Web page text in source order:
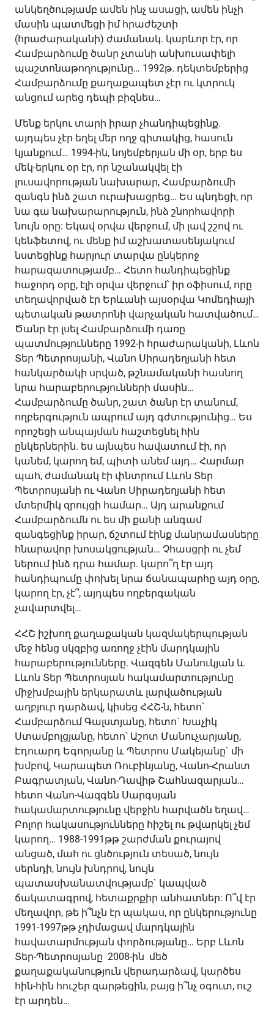
անկեղծությամբ ամեն ինչ ասացի, ամեն ինչի
մասին պատմեցի իմ հրաժեշտի
(հրաժարականի) ժամանակ. կարևոր էր, որ
Համբարձումը ծանր չտանի անխուսափելի
պաշտոնաթողությունը… 1992թ. դեկտեմբերից
Համբարձումը քաղաքապետ չէր ու կտրուկ
անցում արեց դեպի բիզնես…
Մենք երկու տարի իրար չհանդիպեցինք.
այդպես չէր եղել մեր ողջ գիտակից, հասուն
կյանքում… 1994-ին, նոյեմբերյան մի օր, երբ ես
մեկ-երկու օր էր, որ նշանակվել էի
լուսավորության նախարար, Համբարձումի
զանգն ինձ շատ ուրախացրեց… Ես պնդեցի, որ
նա գա նախարարություն, ինձ շնորհավորի
նույն օրը: Եկավ օրվա վերջում, մի լավ շշով ու
կենֆետով, ու մենք իմ աշխատասենյակում
նստեցինք հարյուր տարվա ընկերոջ
հարազատությամբ… Հետո հանդիպեցինք
հաջորդ օրը, էլի օրվա վերջում՝ իր օֆիսում, որը
տեղավորված էր Երևանի այսօրվա Կոմեդիայի
պետական թատրոնի վարչական հատվածում…
Ծանր էր լսել Համբարձումի դառը
պատմությունները 1992-ի հրաժարականի, Լևոն
Տեր Պետրոսյանի, Վանո Սիրադեղյանի հետ
հանկարծակի սրված, թշնամականի հասնող
նրա հարաբերությունների մասին…
Համբարձումը ծանր, շատ ծանր էր տանում,
ողբերգություն ապրում այդ գժտությունից… Ես
որոշեցի անպայման հաշտեցնել հին
ընկերներին. ես այնպես հավատում էի, որ
կանեմ, կարող եմ, պիտի անեմ այդ… Հարմար
պահ, ժամանակ էի փնտրում Լևոն Տեր
Պետրոսյանի ու Վանո Սիրադեղյանի հետ
մտերմիկ զրույցի համար… Այդ արանքում
Համբարձումն ու ես մի քանի անգամ
զանգեցինք իրար, ճշտում էինք մանրամասները
հնարավոր խոսակցության… Չհասցրի ու չեմ
ներում ինձ դրա համար. կարո՞ղ էր այդ
հանդիպումը փոխել նրա ճանապարհը այդ օրը,
կարող էր, չէ՞, այդպես ողբերգական
չավարտվել…
ՀՀՇ իշխող քաղաքական կազմակերպության
մեջ հենց սկզբից առողջ չէին մարդկային
հարաբերությունները. Վազգեն Մանուկյան և
Լևոն Տեր Պետրոսյան հակամարտությունը
միջխմբային երկարատև լարվածության
աղբյուր դարձավ, կիսեց ՀՀՇ-ն, հետո՝
Համբարձում Գալստյանը, հետո` Խաչիկ
Ստամբոլցյանը, հետո՝ Աշոտ Մանուչարյանը,
Էդուարդ Եգորյանը և Պետրոս Մակեյանը` մի
խմբով, Կարապետ Ռուբինյանը, Վանո-Հրանտ
Բագրատյան, Վանո-Դավիթ Շահնազարյան…
հետո Վանո-Վազգեն Սարգսյան
հակամարտությունը վերջին հարվածն եղավ…
Բոլոր հակասությունները հիշել ու թվարկել չեմ
կարող… 1988-1991թթ շարժման քուրայով
անցած, մահ ու ցնծություն տեսած, նույն
սերնդի, նույն խնդրով, նույն
պատասխանատվությամբ` կապված
ճակատագրով, հետաքրքիր անհատներ: Ո՞վ էր
մեղավոր, թե ի՞նչն էր պակաս, որ ընկերությունը
1991-1997թթ չդիմացավ մարդկային
հավատարմության փորձությանը… Երբ Լևոն
Տեր-Պետրոսյանը 2008-ին մեծ
քաղաքականություն վերադարձավ, կարծես
հին-հին հուշեր զարթեցին, բայց ի՞նչ օգուտ, ուշ
էր արդեն…